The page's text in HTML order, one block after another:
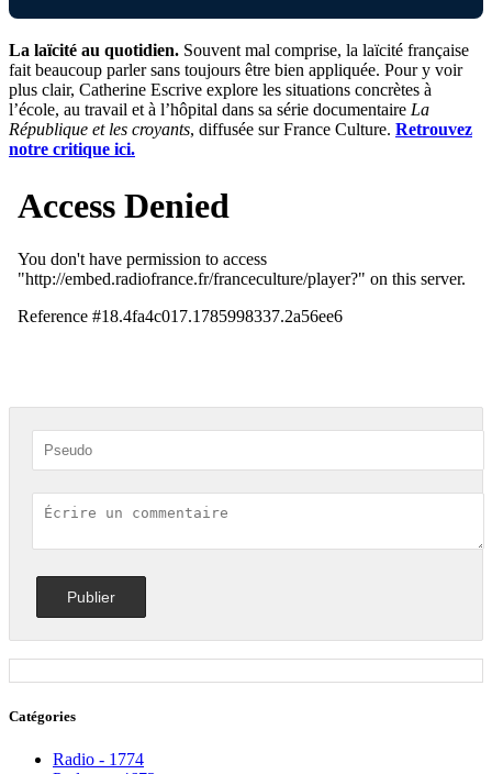
La laïcité au quotidien. Souvent mal comprise, la laïcité française
fait beaucoup parler sans toujours être bien appliquée. Pour y voir
plus clair, Catherine Escrive explore les situations concrètes à
l’école, au travail et à l’hôpital dans sa série documentaire La
République et les croyants, diffusée sur France Culture. Retrouvez
notre critique ici.
Catégories
Radio - 1774